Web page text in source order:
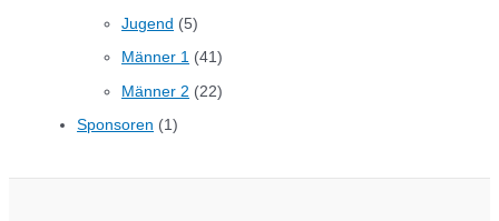
Jugend (5)
Männer 1 (41)
Männer 2 (22)
Sponsoren (1)